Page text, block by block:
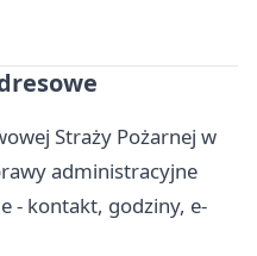
Straży Pożarnej w
administracyjne
- kontakt, godziny, e-